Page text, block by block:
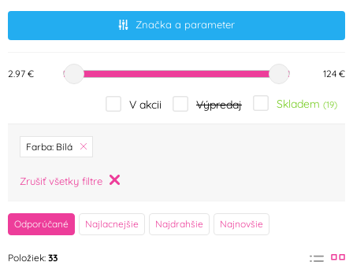
Značka a parameter
značka
Decora (0)
FunCakes (8) Irca (2)
2.97 € 124 €
V akcii Výpredaj Skladem (19)
Farba: Bílá
Zrušiť všetky filtre
Odporúčané Najlacnejšie Najdrahšie Najnovšie
Položiek: 33